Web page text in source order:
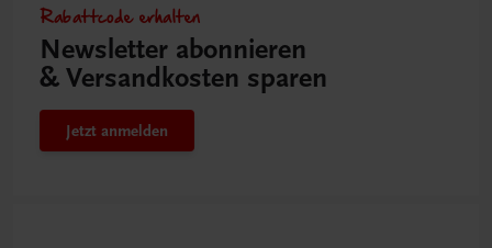
Rabattcode erhalten
Newsletter abonnieren
& Versandkosten sparen
Jetzt anmelden